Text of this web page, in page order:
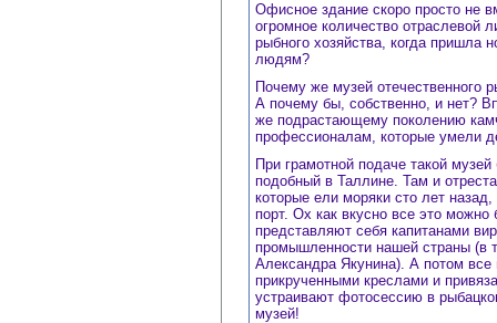
Офисное здание скоро просто не
огромное количество отраслевой
рыбного хозяйства, когда пришла
людям?
Почему же музей отечественного
А почему бы, собственно, и нет?
же подрастающему поколению
профессионалам, которые умели
При грамотной подаче такой
подобный в Таллине. Там и
которые ели моряки сто лет
порт. Ох как вкусно все это
представляют себя капитанами
промышленности нашей страны (в
Александра Якунина). А потом
прикрученными креслами и
устраивают фотосессию в
музей!